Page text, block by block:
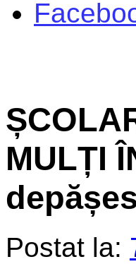
MULȚI
Postat la: